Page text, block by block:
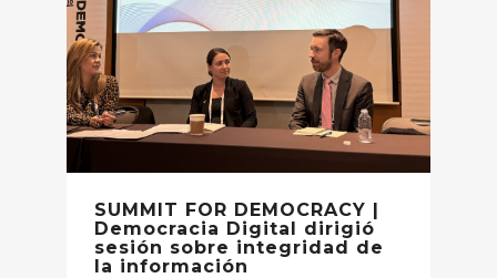
SUMMIT FOR DEMOCRACY |
Democracia Digital dirigió
sesión sobre integridad de
la información